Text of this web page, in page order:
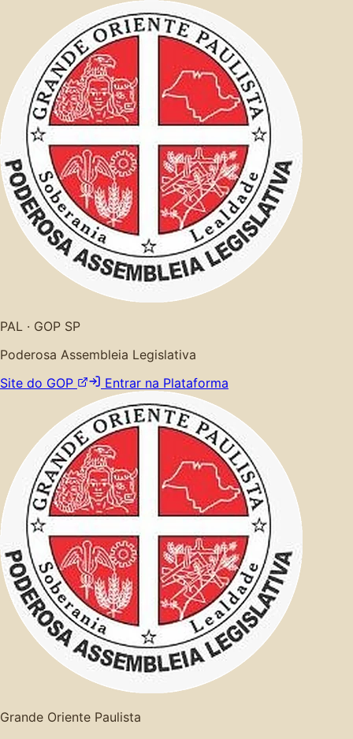
PAL · GOP SP
Poderosa Assembleia Legislativa
Site do GOP
Entrar na Plataforma
Grande Oriente Paulista